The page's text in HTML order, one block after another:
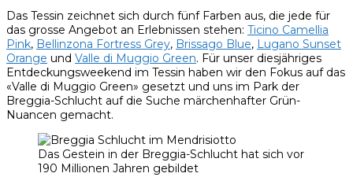
Das Tessin zeichnet sich durch fünf Farben aus, die jede für
das grosse Angebot an Erlebnissen stehen: Ticino Camellia
Pink, Bellinzona Fortress Grey, Brissago Blue, Lugano Sunset
Orange und Valle di Muggio Green. Für unser diesjähriges
Entdeckungsweekend im Tessin haben wir den Fokus auf das
«Valle di Muggio Green» gesetzt und uns im Park der
Breggia-Schlucht auf die Suche märchenhafter Grün-
Nuancen gemacht.
Das Gestein in der Breggia-Schlucht hat sich vor
190 Millionen Jahren gebildet